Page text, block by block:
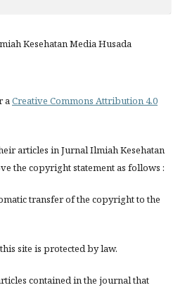
Kesehatan Media Husada
aCreative Commons Attribution 4.0
articles in Jurnal Ilmiah Kesehatan
the copyright statement as follows :
transfer of the copyright to the
site is protected by law.
contained in the journal that